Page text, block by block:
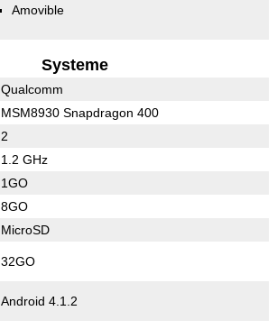
Amovible
Systeme
Qualcomm
MSM8930 Snapdragon 400
2
1.2 GHz
1GO
8GO
MicroSD
32GO
Android 4.1.2